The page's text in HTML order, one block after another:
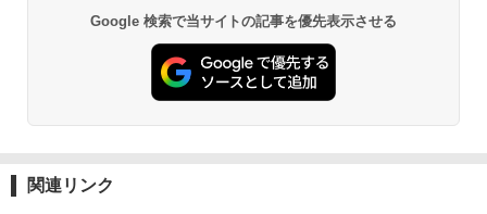
Google 検索で当サイトの記事を優先表示させる
関連リンク